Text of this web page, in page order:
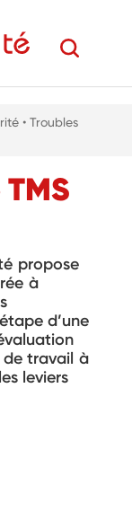
• Troubles
propose
à
d’une
de travail à
leviers